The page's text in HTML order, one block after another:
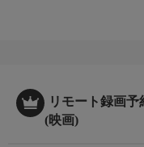
イ・ソンミン、キム・サ
リモート録画
(映画)